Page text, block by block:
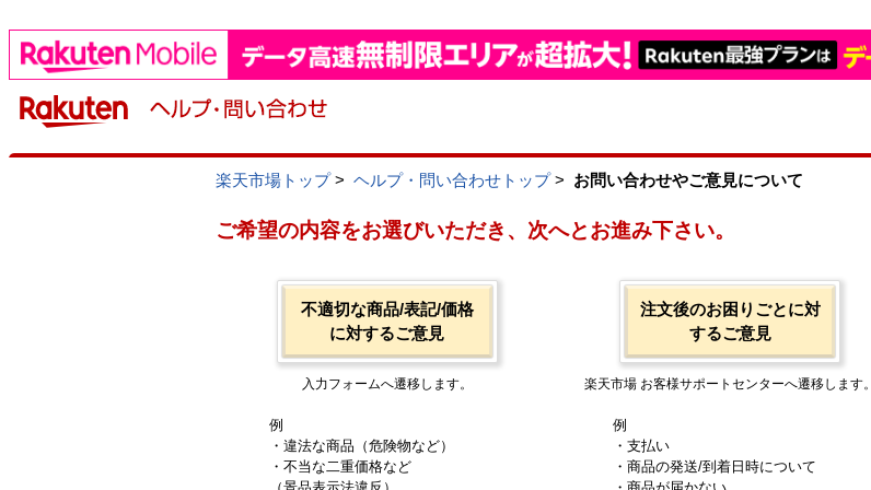
楽天市場トップ> ヘルプ・問い合わせトップ> お問い合わせやご意見について
ご希望の内容をお選びいただき、次へとお進み下さい。
不適切な商品/表記/価格
に対するご意見
入力フォームへ遷移します。
例
・違法な商品（危険物など）
・不当な二重価格など
注文後のお困りごとに対
するご意見
楽天市場 お客様サポートセンターへ遷移します。
例
・支払い
・商品の発送/到着日時について